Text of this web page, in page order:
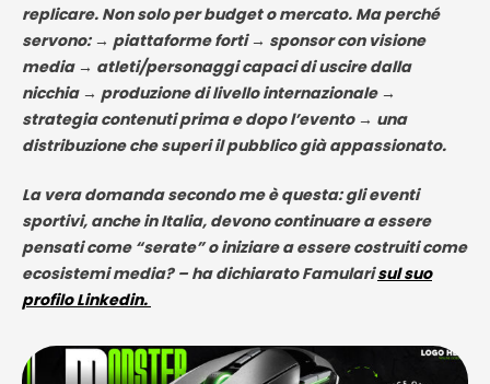
replicare. Non solo per budget o mercato. Ma perché
servono: → piattaforme forti → sponsor con visione
media → atleti/personaggi capaci di uscire dalla
nicchia → produzione di livello internazionale →
strategia contenuti prima e dopo l’evento → una
distribuzione che superi il pubblico già appassionato.
La vera domanda secondo me è questa: gli eventi
sportivi, anche in Italia, devono continuare a essere
pensati come “serate” o iniziare a essere costruiti come
ecosistemi media? – ha dichiarato Famularisul suo
profilo Linkedin.